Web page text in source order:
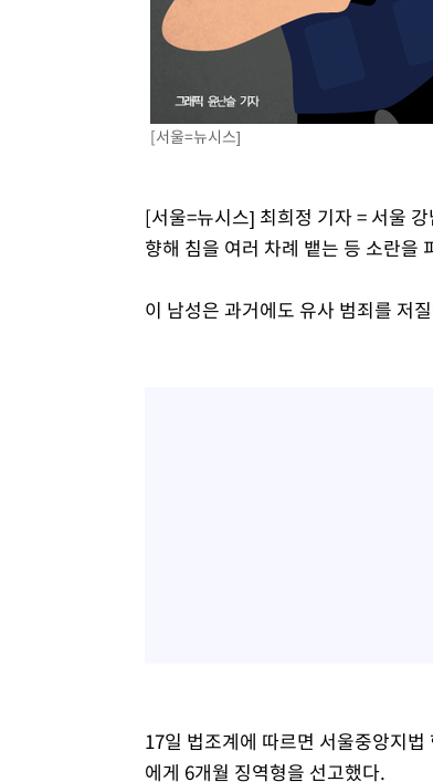
[속보]코스닥, 800p 회복…0.26% 오른 801.67
[속보]코스피, 301.88포인트(4.58%) 내린
[속보]원·달러 환율, 0.7원 내린 1423.8원 마감
"여기 떨어졌다"…다누리, 스페이스X 로켓 달 충돌
손흥민, 5경기 연속골 실패…LAFC는 승부차기 끝
[서울=뉴시스]
[서울=뉴시스] 최희정 기자 = 서울
향해 침을 여러 차례 뱉는 등 소란을
이 남성은 과거에도 유사 범죄를 저
17일 법조계에 따르면 서울중앙지
에게 6개월 징역형을 선고했다.